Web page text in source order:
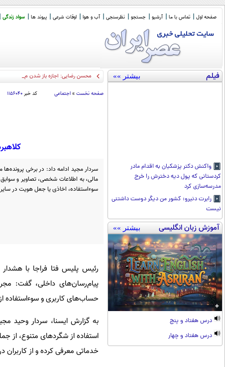
صفحه اول تماس با ما آرشیو جستجو نظرسنجی آب و هوا اوقات شرعی پیوند ها سواد زندگی
فیلم بیشتر »»
واکنش دکتر پزشکیان به اقدام مادر
کردستانی که پول دیه دخترش را خرج
مدرسه‌سازی کرد
رابرت دنیرو: کشور من دیگر دوست داشتنی
نیست
آموزش زبان انگلیسی بیشتر »»
درس هفتاد و پنج
درس هفتاد و چهار
محسن رضایی: اجازه باز شدن مسیر دوم در
صفحه نخست » اجتماعی کد خبر۱۱۵۶۰۴۰
سردار مجید ادامه داد: در برخی
مالی، به اطلاعات شخصی، تصاویر و
سوءاستفاده، اخاذی یا جعل هویت در سایر
رئیس پلیس فتا فراجا با
پیام‌رسان‌های داخلی، گفت:
حساب‌های کاربری و سوءاستفاده
به گزارش ایسنا، سردار وحید
استفاده از شگردهای متنوع، از
خدماتی معرفی کرده و از